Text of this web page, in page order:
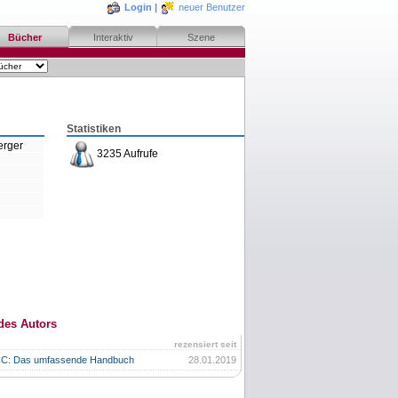
Login | neuer Benutzer
Bücher Interaktiv Szene
Statistiken
3235 Aufrufe
Autors
rezensiert seit
28.01.2019
Das umfassende Handbuch